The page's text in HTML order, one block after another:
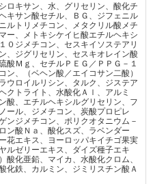
ロキサン、水、グリセリン、酸化チ
キサン酸セチル、ＢＧ、ジフェニル
ルトリメチコン、メタクリル酸メチ
ー、メトキシケイヒ酸エチルヘキシ
０ジメチコン、セスキイソステアリ
、ジグリセリン、セスキオレイン酸
酸Ｍｇ、セチルＰＥＧ／ＰＰＧ－１
ン、（ベヘン酸／エイコサン二酸）
ウロイルリシン、タルク、ジステア
クトライト、水酸化Ａｌ、アルミ
酸、エチルヘキシルグリセリン、フ
ール、ジメチコン、炭酸プロピレ
ンジメチコン、ポリクオタニウム－
ン酸Ｎａ、酸化スズ、ラベンダー
花エキス、ヨーロッパキイチゴ果実
ルゼリーエキス、ダイズ種子エキ
酸化亜鉛、マイカ、水酸化クロム、
化鉄、カルミン、ジミリスチン酸Ａ